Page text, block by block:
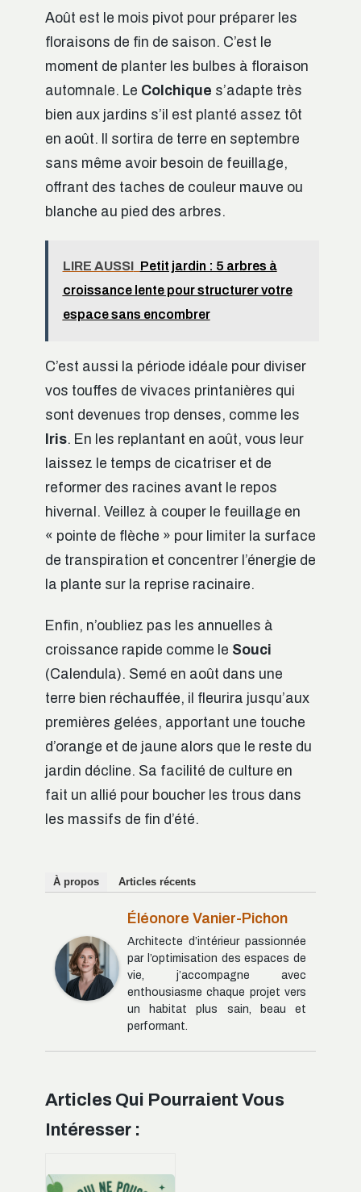
Août est le mois pivot pour préparer les
floraisons de fin de saison. C’est le
moment de planter les bulbes à floraison
automnale. Le Colchique s’adapte très
bien aux jardins s’il est planté assez tôt
en août. Il sortira de terre en septembre
sans même avoir besoin de feuillage,
offrant des taches de couleur mauve ou
blanche au pied des arbres.
LIRE AUSSI
Petit jardin : 5 arbres à
croissance lente pour structurer votre
espace sans encombrer
C’est aussi la période idéale pour diviser
vos touffes de vivaces printanières qui
sont devenues trop denses, comme les
Iris. En les replantant en août, vous leur
laissez le temps de cicatriser et de
reformer des racines avant le repos
hivernal. Veillez à couper le feuillage en
« pointe de flèche » pour limiter la surface
de transpiration et concentrer l’énergie de
la plante sur la reprise racinaire.
Enfin, n’oubliez pas les annuelles à
croissance rapide comme le Souci
(Calendula). Semé en août dans une
terre bien réchauffée, il fleurira jusqu’aux
premières gelées, apportant une touche
d’orange et de jaune alors que le reste du
jardin décline. Sa facilité de culture en
fait un allié pour boucher les trous dans
les massifs de fin d’été.
À propos Articles récents
Éléonore Vanier-Pichon
Architecte d’intérieur passionnée
par l’optimisation des espaces de
vie, j’accompagne avec
enthousiasme chaque projet vers
un habitat plus sain, beau et
performant.
Articles Qui Pourraient Vous
Intéresser :